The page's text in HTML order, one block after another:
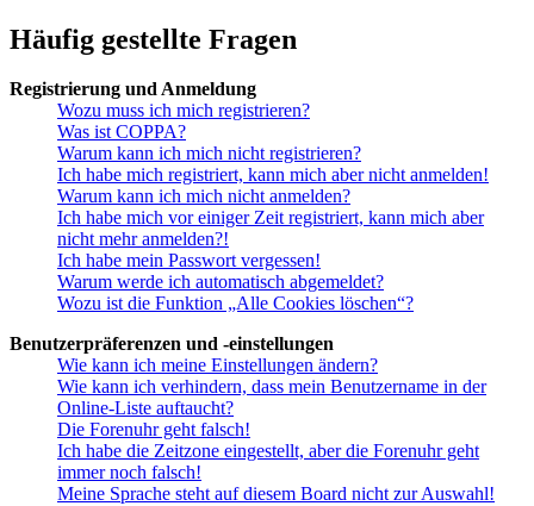
Häufig gestellte Fragen
Registrierung und Anmeldung
Wozu muss ich mich registrieren?
Was ist COPPA?
Warum kann ich mich nicht registrieren?
Ich habe mich registriert, kann mich aber nicht anmelden!
Warum kann ich mich nicht anmelden?
Ich habe mich vor einiger Zeit registriert, kann mich aber
nicht mehr anmelden?!
Ich habe mein Passwort vergessen!
Warum werde ich automatisch abgemeldet?
Wozu ist die Funktion „Alle Cookies löschen“?
Benutzerpräferenzen und -einstellungen
Wie kann ich meine Einstellungen ändern?
Wie kann ich verhindern, dass mein Benutzername in der
Online-Liste auftaucht?
Die Forenuhr geht falsch!
Ich habe die Zeitzone eingestellt, aber die Forenuhr geht
immer noch falsch!
Meine Sprache steht auf diesem Board nicht zur Auswahl!